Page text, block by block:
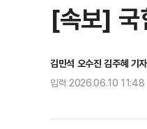
[속보] 국
김민석 오수진 김주혜
입력 2026.06.10